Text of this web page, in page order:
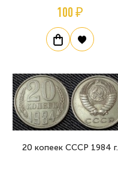
100 ₽
20 копеек СССР 1984 г.